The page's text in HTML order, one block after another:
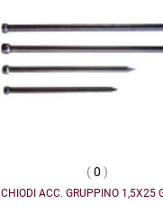
(0 )
CHIODI ACC. GRUPPINO 1,5X25